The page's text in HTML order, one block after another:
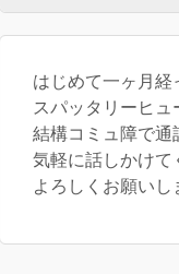
はじめて一ヶ月経
スパッタリーヒュ
結構コミュ障で通
気軽に話しかけて
よろしくお願いし